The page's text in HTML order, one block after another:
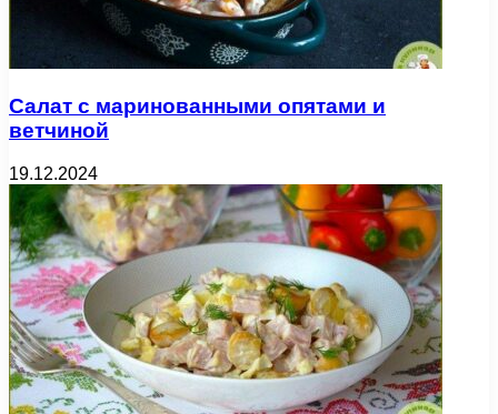
Салат с маринованными опятами и
ветчиной
19.12.2024